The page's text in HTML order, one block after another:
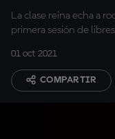
La clase reina echa a
primera sesión de
01 oct 2021
COMPARTIR